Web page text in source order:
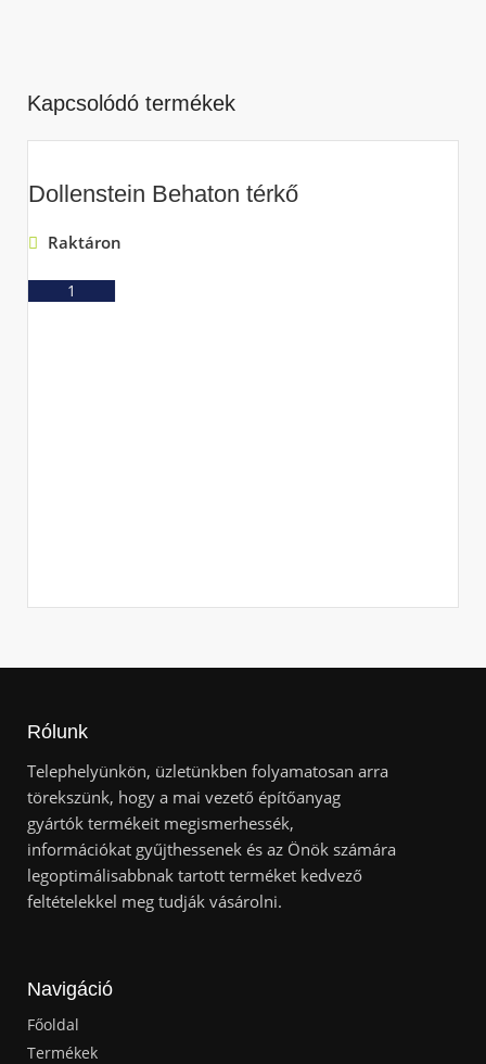
Kapcsolódó termékek
Dollenstein Behaton térkő
Raktáron
Rólunk
Telephelyünkön, üzletünkben folyamatosan arra
törekszünk, hogy a mai vezető építőanyag
gyártók termékeit megismerhessék,
információkat gyűjthessenek és az Önök számára
legoptimálisabbnak tartott terméket kedvező
feltételekkel meg tudják vásárolni.
Navigáció
Főoldal
Termékek